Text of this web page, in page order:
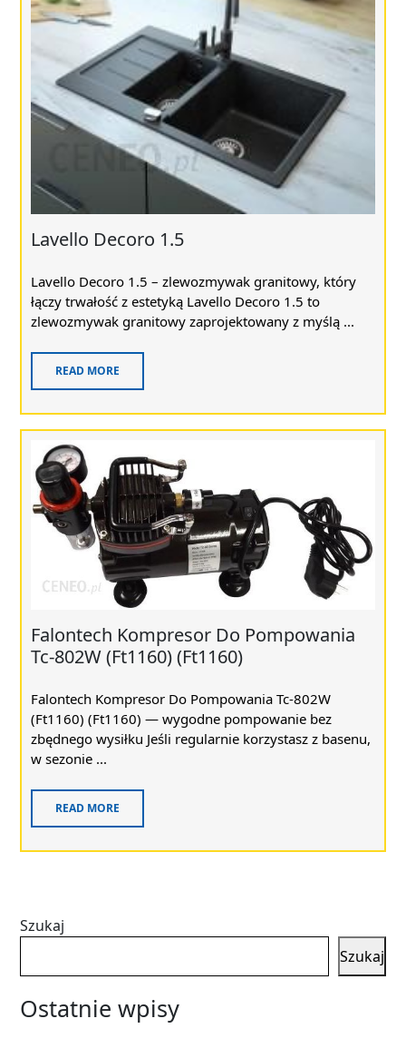
Lavello Decoro 1.5
Lavello Decoro 1.5 – zlewozmywak granitowy, który
łączy trwałość z estetyką Lavello Decoro 1.5 to
zlewozmywak granitowy zaprojektowany z myślą ...
READ MORE
Falontech Kompresor Do Pompowania
Tc-802W (Ft1160) (Ft1160)
Falontech Kompresor Do Pompowania Tc-802W
(Ft1160) (Ft1160) — wygodne pompowanie bez
zbędnego wysiłku Jeśli regularnie korzystasz z basenu,
w sezonie ...
READ MORE
Szukaj
Szukaj
Ostatnie wpisy